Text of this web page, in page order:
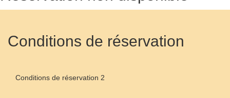
Conditions de réservation
Conditions de réservation 2